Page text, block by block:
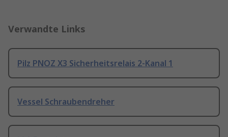
Verwandte Links
Pilz PNOZ X3 Sicherheitsrelais 2-Kanal 1
Vessel Schraubendreher